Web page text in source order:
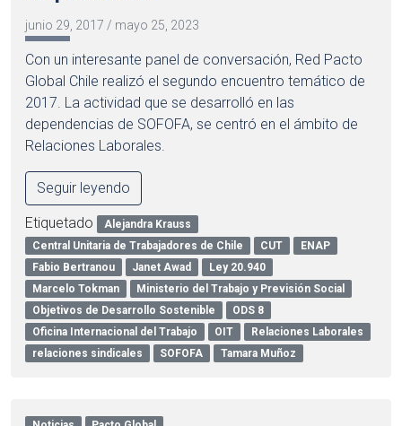
junio 29, 2017 / mayo 25, 2023
Con un interesante panel de conversación, Red Pacto
Global Chile realizó el segundo encuentro temático de
2017. La actividad que se desarrolló en las
dependencias de SOFOFA, se centró en el ámbito de
Relaciones Laborales.
Seguir leyendo
Etiquetado
Alejandra Krauss
Central Unitaria de Trabajadores de Chile
CUT
ENAP
Fabio Bertranou
Janet Awad
Ley 20.940
Marcelo Tokman
Ministerio del Trabajo y Previsión Social
Objetivos de Desarrollo Sostenible
ODS 8
Oficina Internacional del Trabajo
OIT
Relaciones Laborales
relaciones sindicales
SOFOFA Tamara Muñoz